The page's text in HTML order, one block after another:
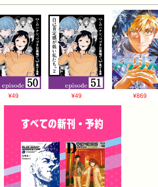
¥49 ¥49 ¥869